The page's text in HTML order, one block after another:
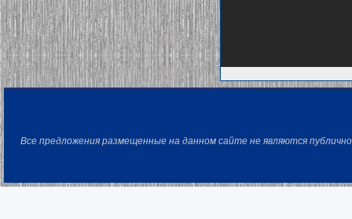
Все предложения размещенные на данном сайте не являются